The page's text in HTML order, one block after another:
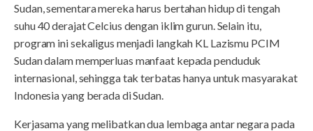
Sudan, sementara mereka harus bertahan hidup di tengah
suhu 40 derajat Celcius dengan iklim gurun. Selain itu,
program ini sekaligus menjadi langkah KL Lazismu PCIM
Sudan dalam memperluas manfaat kepada penduduk
internasional, sehingga tak terbatas hanya untuk masyarakat
Indonesia yang berada di Sudan.
Kerjasama yang melibatkan dua lembaga antar negara pada